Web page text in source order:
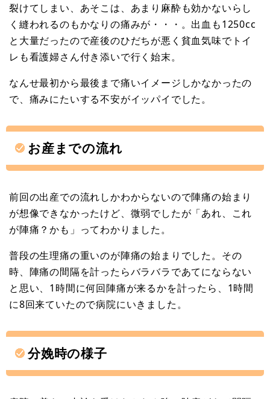
裂けてしまい、あそこは、あまり麻酔も効かないらし
く縫われるのもかなりの痛みが・・・。出血も1250cc
と大量だったので産後のひだちが悪く貧血気味でトイ
レも看護婦さん付き添いで行く始末。
なんせ最初から最後まで痛いイメージしかなかったの
で、痛みにたいする不安がイッパイでした。
お産までの流れ
前回の出産での流れしかわからないので陣痛の始まり
が想像できなかったけど、微弱でしたが「あれ、これ
が陣痛？かも」ってわかりました。
普段の生理痛の重いのが陣痛の始まりでした。その
時、陣痛の間隔を計ったらバラバラであてにならない
と思い、1時間に何回陣痛が来るかを計ったら、1時間
に8回来ていたので病院にいきました。
分娩時の様子